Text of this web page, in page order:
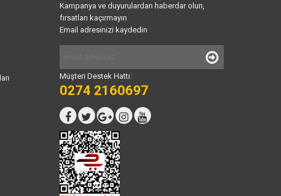
Kampanya ve duyurulardan haberdar olun,
fırsatları kaçırmayın
Email adresinizi kaydedin
Müşteri Destek Hattı:
0274 2160697